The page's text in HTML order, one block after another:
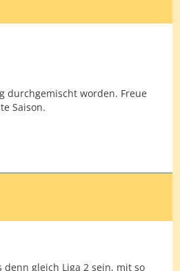
durchgemischt worden. Freue
Saison.
denn gleich Liga 2 sein, mit so